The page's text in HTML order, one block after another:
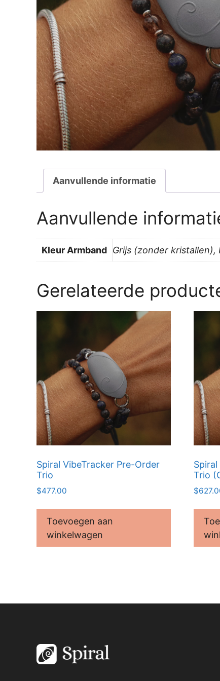
Aanvullende informatie
Aanvullende
Kleur Armband Grijs (zonder
Gerelateerde
Spiral VibeTracker Pre-Order
Trio
$477.00
Toevoegen aan
winkelwagen
Trio
$